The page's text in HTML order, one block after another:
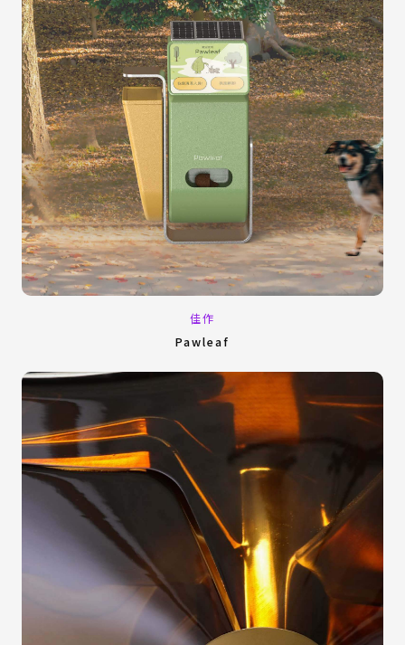
佳作
Pawleaf